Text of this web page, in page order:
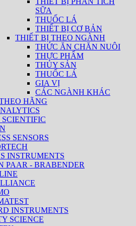
SỮA
THUỐC LÁ
THIẾT BỊ CƠ BẢN
THIẾT BỊ THEO NGÀNH
THỨC ĂN CHĂN NUÔI
THỰC PHẨM
THỦY SẢN
THUỐC LÁ
GIA VỊ
CÁC NGÀNH KHÁC
HÃNG
SENSORS
INSTRUMENTS
PAAR - BRABENDER
INSTRUMENTS
SCIENCE